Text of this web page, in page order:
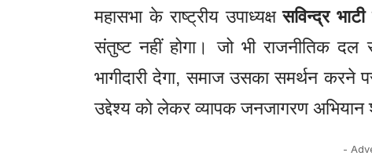
महासभा के राष्ट्रीय उपाध्यक्षसविन्द्र भाटी
संतुष्ट नहीं होगा। जो भी राजनीतिक
भागीदारी देगा, समाज उसका समर्थन करने
उद्देश्य को लेकर व्यापक जनजागरण अभियान
-